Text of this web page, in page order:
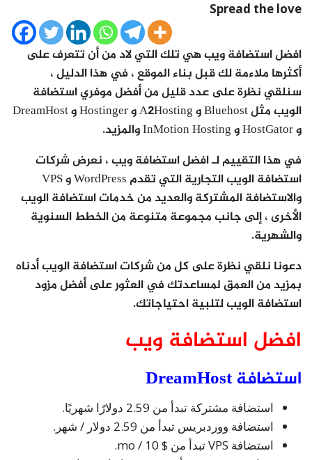
Spread the love
افضل استضافة ويب هي تلك التي لاد من أن تتعرف على
أكثرها ملاءمة لك قبل بناء الموقع ، في هذا الدليل ،
سنلقي نظرة على عدد قليل من أفضل موفري استضافة
الويب مثل Bluehost و A2Hosting و Hostinger و DreamHost
و HostGator و InMotion Hosting والمزيد.
في هذا التقييم لـ افضل استضافة ويب ، نعرض شركات
استضافة الويب التجارية التي تقدم WordPress و VPS
والاستضافة المشتركة والعديد من خدمات استضافة الويب
الأخرى ، إلى جانب مجموعة متنوعة من الخطط السنوية
والشهرية.
دعونا نلقي نظرة على كل من شركات استضافة الويب أدناه
بمزيد من العمق لمساعدتك في العثور على أفضل مزود
استضافة الويب لتلبية احتياجاتك.
افضل استضافة ويب
استضافة DreamHost
استضافة مشتركة تبدأ من 2.59 دولارًا شهريًا.
استضافة ووردبريس تبدأ من 2.59 دولار / شهر.
استضافة VPS تبدأ من $ 10 / mo.